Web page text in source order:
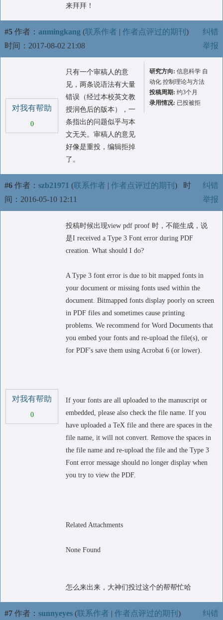
来拜拜！
#5 作者： anmingkang (联系作者 | 作者点评过的期刊 )
时间：2017-08-02 21:08
纠错
举报
对我有帮助
0
只有一个审稿人的意
见，两条说语法有大量
错误（经过本校英文教
授润色后的版本），一
条指出的问题似乎与本
文无关。审稿人的意见
好像是重投，编辑拒掉
了。
研究方向: 信息科学 自
动化 控制理论与方法
投稿周期: 约3个月
录用情况: 已投被拒
#6 作者： szb21971 (联系作者 | 作者点评过的期刊 ) 时
间：2016-05-10 12:11
纠错
举报
对我有帮助
0
投稿时候出现view pdf proof 时，不能生成，说
是I received a Type 3 Font error during PDF
creation. What should I do?
A Type 3 font error is due to bit mapped fonts in
your document or missing fonts used within the
document. Bitmapped fonts display poorly on screen
in PDF files and sometimes cause printing
problems. We recommend for Word Documents that
you embed your fonts and re-upload the file(s), or
for PDF's save them using Acrobat 6 (or lower).
If your fonts are all uploaded to the manuscript or
embedded, please also check the file name. If you
have uploaded a TeX file and there are spaces in the
file name, it will not convert. Remove the spaces in
the file name and re-upload the file and the Type 3
Font error message should no longer display when
you try to view the PDF.
Related Attachments
None Found
怎么来出来，大神们投过这个的帮帮忙哈
#7 作者： sunnyeyes (联系作者 | 作者点评过的期刊 )
纠错